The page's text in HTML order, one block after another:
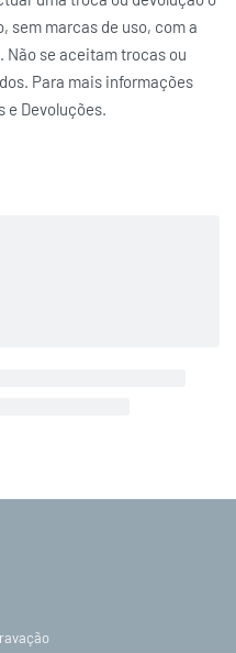
sem marcas de uso, com a
Não se aceitam trocas ou
Para mais informações
e Devoluções.